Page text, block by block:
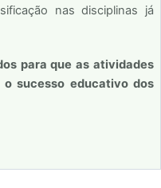
nas disciplinas já
para que as atividades
sucesso educativo dos